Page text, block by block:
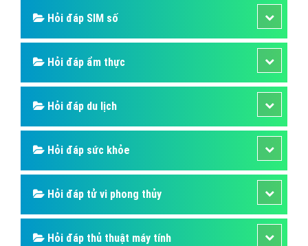
Hỏi đáp SIM số
Hỏi đáp ẩm thực
Hỏi đáp du lịch
Hỏi đáp sức khỏe
Hỏi đáp tử vi phong thủy
Hỏi đáp thủ thuật máy tính